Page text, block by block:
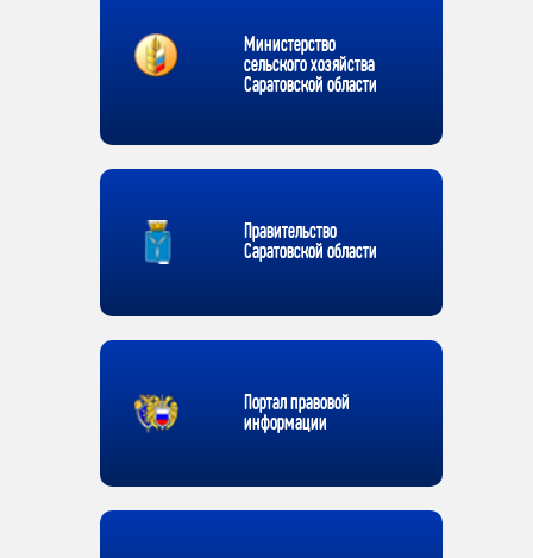
Министерство
сельского хозяйства
Саратовской области
Правительство
Саратовской области
Портал правовой
информации